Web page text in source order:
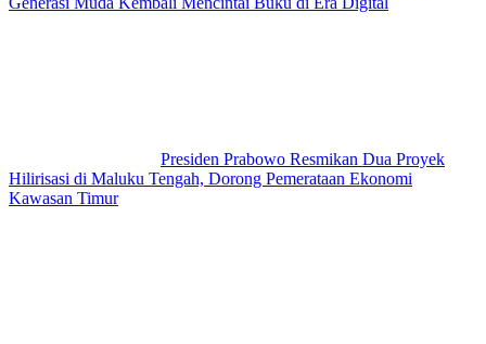
Presiden Prabowo Resmikan Dua Proyek
Hilirisasi di Maluku Tengah, Dorong Pemerataan Ekonomi
Kawasan Timur